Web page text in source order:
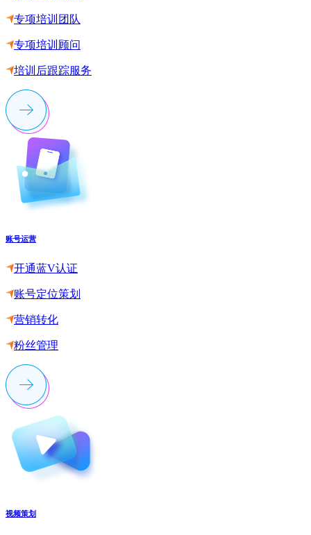
专项培训团队
专项培训顾问
培训后跟踪服务
账号运营
开通蓝V认证
账号定位策划
营销转化
粉丝管理
视频策划